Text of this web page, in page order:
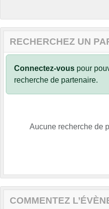
RECHERCHEZ UN
Connectez-vous pour
recherche de partenaire.
Aucune recherche de
COMMENTEZ